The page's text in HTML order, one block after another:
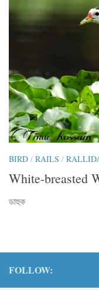
BIRD / RAILS /
White-breasted
ডাহুক
FOLLOW: